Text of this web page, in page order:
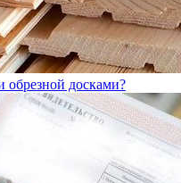
обрезной досками?